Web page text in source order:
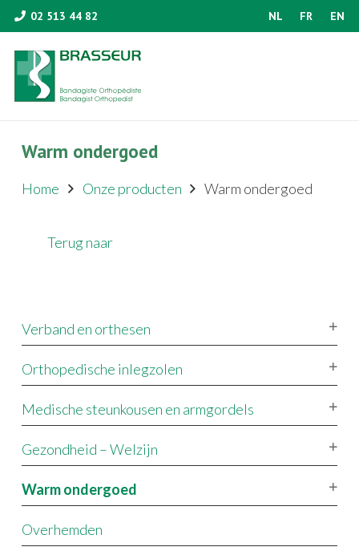
02 513 44 82 NL FR EN
Warm ondergoed
Home Onze producten Warm ondergoed
Terug naar
Verband en orthesen
Orthopedische inlegzolen
Medische steunkousen en armgordels
Gezondheid – Welzijn
Warm ondergoed
Overhemden